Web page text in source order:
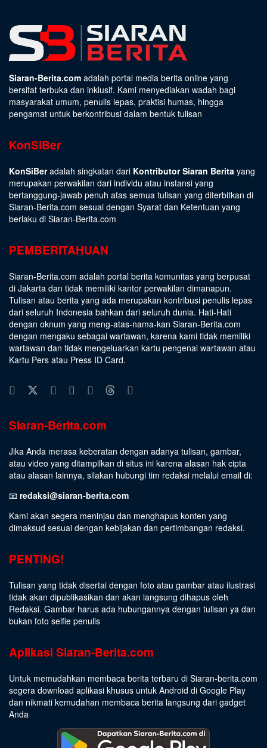
Siaran-Berita.com adalah portal media berita online yang
bersifat terbuka dan inklusif. Kami menyediakan wadah bagi
masyarakat umum, penulis lepas, praktisi humas, hingga
pengamat untuk berkontribusi dalam bentuk tulisan
KonSiBer
KonSiBeradalah singkatan dari Kontributor Siaran Berita yang
merupakan perwakilan dari individu atau instansi yang
bertanggung-jawab penuh atas semua tulisan yang diterbitkan di
Siaran-Berita.com sesuai dengan Syarat dan Ketentuan yang
berlaku di Siaran-Berita.com
PEMBERITAHUAN
Siaran-Berita.com adalah portal berita komunitas yang berpusat
di Jakarta dan tidak memiliki kantor perwakilan dimanapun.
Tulisan atau berita yang ada merupakan kontribusi penulis lepas
dari seluruh Indonesia bahkan dari seluruh dunia. Hati-Hati
dengan oknum yang meng-atas-nama-kan Siaran-Berita.com
dengan mengaku sebagai wartawan, karena kami tidak memiliki
wartawan dan tidak mengeluarkan kartu pengenal wartawan atau
Kartu Pers atau Press ID Card.
Siaran-Berita.com
Jika Anda merasa keberatan dengan adanya tulisan, gambar,
atau video yang ditampilkan di situs ini karena alasan hak cipta
atau alasan lainnya, silakan hubungi tim redaksi melalui email di:
📧 redaksi@siaran-berita.com
Kami akan segera meninjau dan menghapus konten yang
dimaksud sesuai dengan kebijakan dan pertimbangan redaksi.
PENTING!
Tulisan yang tidak disertai dengan foto atau gambar atau ilustrasi
tidak akan dipublikasikan dan akan langsung dihapus oleh
Redaksi. Gambar harus ada hubungannya dengan tulisan ya dan
bukan foto selfie penulis
Aplikasi Siaran-Berita.com
Untuk memudahkan membaca berita terbaru di Siaran-berita.com
segera download aplikasi khusus untuk Android di Google Play
dan nikmati kemudahan membaca berita langsung dari gadget
Anda